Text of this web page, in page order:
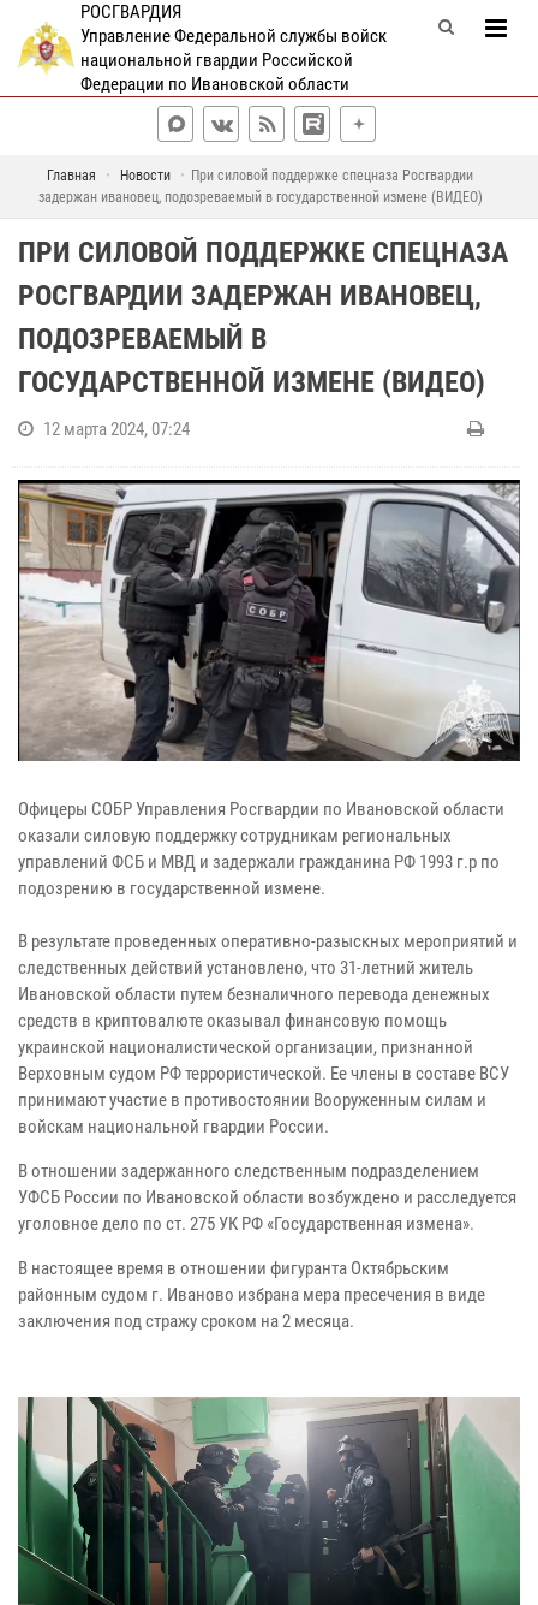
РОСГВАРДИЯ
Управление Федеральной службы войск
национальной гвардии Российской
Федерации по Ивановской области
Главная Новости
При силовой поддержке спецназа Росгвардии
задержан ивановец, подозреваемый в государственной измене (ВИДЕО)
ПРИ СИЛОВОЙ ПОДДЕРЖКЕ СПЕЦНАЗА
РОСГВАРДИИ ЗАДЕРЖАН ИВАНОВЕЦ,
ПОДОЗРЕВАЕМЫЙ В
ГОСУДАРСТВЕННОЙ ИЗМЕНЕ (ВИДЕО)
12 марта 2024, 07:24
Офицеры СОБР Управления Росгвардии по Ивановской области
оказали силовую поддержку сотрудникам региональных
управлений ФСБ и МВД и задержали гражданина РФ 1993 г.р по
подозрению в государственной измене.
В результате проведенных оперативно-разыскных мероприятий и
следственных действий установлено, что 31-летний житель
Ивановской области путем безналичного перевода денежных
средств в криптовалюте оказывал финансовую помощь
украинской националистической организации, признанной
Верховным судом РФ террористической. Ее члены в составе ВСУ
принимают участие в противостоянии Вооруженным силам и
войскам национальной гвардии России.
В отношении задержанного следственным подразделением
УФСБ России по Ивановской области возбуждено и расследуется
уголовное дело по ст. 275 УК РФ «Государственная измена».
В настоящее время в отношении фигуранта Октябрьским
районным судом г. Иваново избрана мера пресечения в виде
заключения под стражу сроком на 2 месяца.